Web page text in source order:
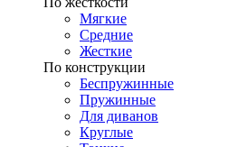
Мягкие
Средние
Жесткие
По конструкции
Беспружинные
Пружинные
Для диванов
Круглые